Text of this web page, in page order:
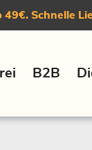
Schnelle
B2B